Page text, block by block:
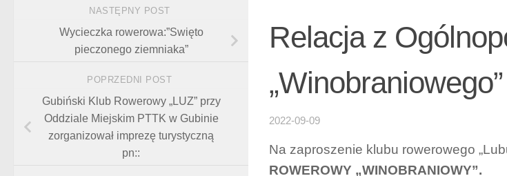
Relacja z
„Winobraniowego”
2022-09-09
Na zaproszenie klubu rowerowego
ROWEROWY „WINOBRANIOWY”.
NASTĘPNY POST
Wycieczka rowerowa:”Swięto
pieczonego ziemniaka”
POPRZEDNI POST
Gubiński Klub Rowerowy „LUZ” przy
Oddziale Miejskim PTTK w Gubinie
zorganizował imprezę turystyczną
pn::